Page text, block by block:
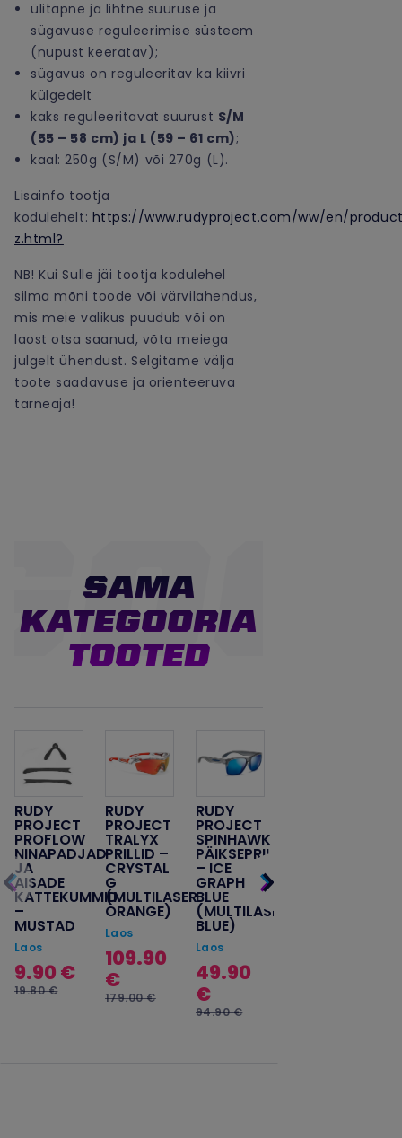
ülitäpne ja lihtne suuruse ja
sügavuse reguleerimise süsteem
(nupust keeratav);
sügavus on reguleeritav ka kiivri
külgedelt
kaks reguleeritavat suurust S/M
(55 – 58 cm) ja L (59 – 61 cm);
kaal: 250g (S/M) või 270g (L).
Lisainfo tootja
kodulehelt: https://www.rudyproject.com/ww/en/
z.html?
NB! Kui Sulle jäi tootja kodulehel
silma mõni toode või värvilahendus,
mis meie valikus puudub või on
laost otsa saanud, võta meiega
julgelt ühendust. Selgitame välja
toote saadavuse ja orienteeruva
tarneaja!
SAMA
KATEGOORIA
TOOTED
RUDY
PROJECT
PROFLOW
NINAPADJAD
JA
AISADE
KATTEKUMMID
–
MUSTAD
Laos
9.90 €
19.80 €
RUDY
PROJECT
TRALYX
PRILLID –
CRYSTAL
G
(MULTILASER
ORANGE)
Laos
109.90
€
179.00 €
RUDY
PROJECT
SPINHAWK
PÄIKSEPRILLID
– ICE
GRAPHITE
BLUE
(MULTILASER
BLUE)
Laos
49.90
€
94.90 €